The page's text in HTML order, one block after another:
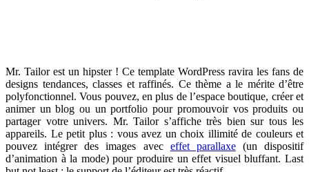
Mr. Tailor est un hipster ! Ce template WordPress ravira les fans de
designs tendances, classes et raffinés. Ce thème a le mérite d’être
polyfonctionnel. Vous pouvez, en plus de l’espace boutique, créer et
animer un blog ou un portfolio pour promouvoir vos produits ou
partager votre univers. Mr. Tailor s’affiche très bien sur tous les
appareils. Le petit plus : vous avez un choix illimité de couleurs et
pouvez intégrer des images avec effet parallaxe(un dispositif
d’animation à la mode) pour produire un effet visuel bluffant. Last